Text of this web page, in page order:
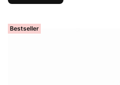
Bestseller